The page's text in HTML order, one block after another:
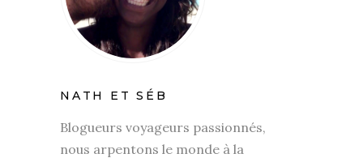
NATH ET SÉB
Blogueurs voyageurs passionnés,
nous arpentons le monde à la